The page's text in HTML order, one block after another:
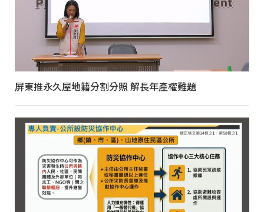
屏東推永久屋地籍分割分照 解長年產權難題